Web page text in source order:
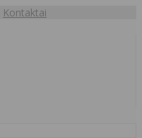
Kontaktai